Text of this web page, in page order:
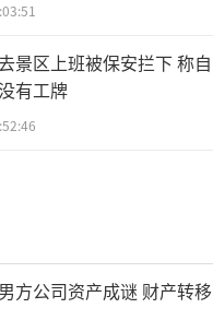
景区上班被保安拦下 称自
有工牌
方公司资产成谜 财产转移